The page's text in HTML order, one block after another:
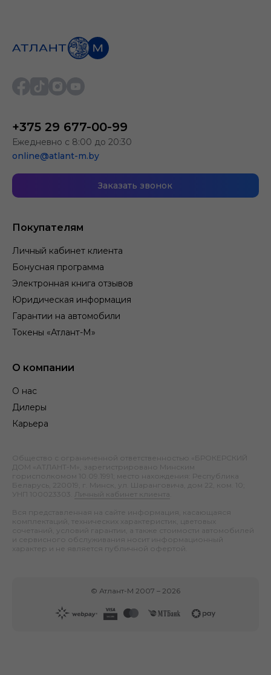
Покупателям
Личный кабинет клиента
Бонусная программа
Электронная книга отзывов
Юридическая информация
Гарантии на автомобили
Токены «Атлант-М»
О компании
О нас
Дилеры
Карьера
+375 29 677-00-99
Ежедневно с 8:00 до 20:30
online@atlant-m.by
Заказать звонок
Общество с ограниченной ответственностью «БРОКЕРСКИЙ
ДОМ «АТЛАНТ-М», зарегистрировано Минским
горисполкомом 10.09.1991; место нахождения: Республика
Беларусь, 220019, г. Минск, ул. Шаранговича, дом 22, ком. 10;
УНП 100023303.
Личный кабинет клиента
Вся представленная на сайте информация, касающаяся
комплектаций, технических характеристик, цветовых
сочетаний, условий гарантии, а также стоимости автомобилей
и сервисного обслуживания носит информационный
характер и не является публичной офертой.
© Атлант-М 2007 – 2026